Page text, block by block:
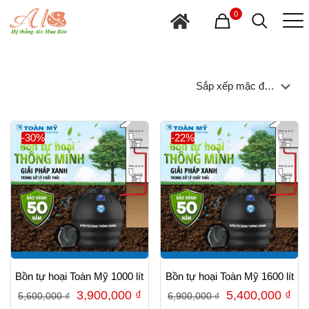
0
-30%
Bồn tự hoại Toàn Mỹ 1000 lít
5,600,000₫
Giá
3,900,000 ₫Giá
-22%
Bồn tự hoại Toàn Mỹ 1600 lít
6,900,000₫
Giá
5,400,000 ₫